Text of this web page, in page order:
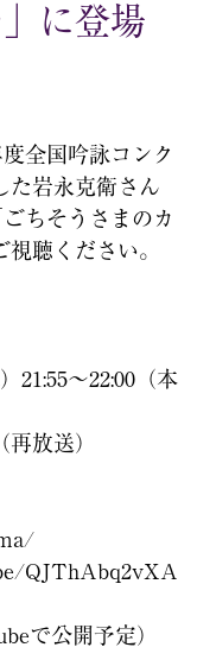
に登場
全国吟詠コンク
た岩永克衛さん
ちそうさまのカ
聴ください。
21:55〜22:00（本
再放送）
QJThAbq2vXA
で公開予定）